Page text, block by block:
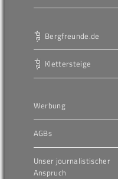
Bergfreunde.de
Klettersteige
Werbung
AGBs
Unser journalistischer
Anspruch